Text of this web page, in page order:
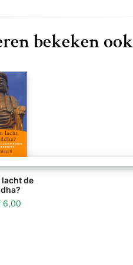
bekeken ook
lacht de
6,00